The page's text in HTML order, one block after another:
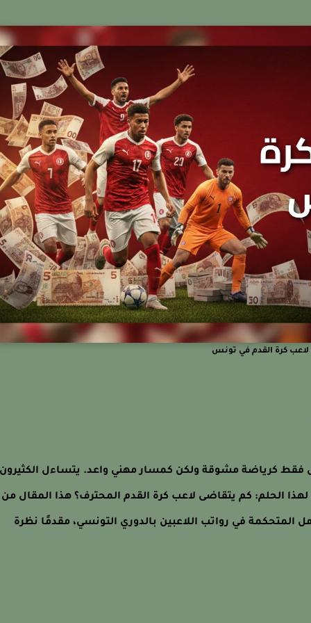
لاعب كرة القدم في تونس
فقط كرياضة مشوقة ولكن كمسار مهني واعد. يتساءل
الحلم: كم يتقاضى لاعب كرة القدم المحترف؟ هذا المقال من
المتحكمة في رواتب اللاعبين بالدوري التونسي، مقدمًا نظرة